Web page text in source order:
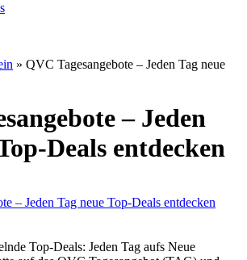
» QVC Tagesangebote – Jeden Tag neue
– Jeden
Deals entdecken
Top-Deals: Jeden Tag aufs Neue